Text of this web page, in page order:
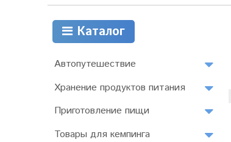
Каталог
Автопутешествие
Хранение продуктов питания
Приготовление пищи
Товары для кемпинга